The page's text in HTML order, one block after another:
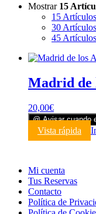
Mostrar 15
15
30
45
Madrid de
20,00€
@ Avisar cuando
Vista rápida
Mi cuenta
Tus Reservas
Contacto
Política de